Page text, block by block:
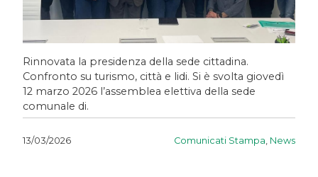
Rinnovata la presidenza della sede cittadina.
Confronto su turismo, città e lidi. Si è svolta giovedì
12 marzo 2026 l’assemblea elettiva della sede
comunale di.
13/03/2026 Comunicati Stampa News